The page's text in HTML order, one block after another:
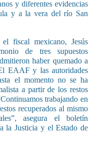
y diferentes evidencias
y a la vera del río San
fiscal mexicano, Jesús
de tres supuestos
haber quemado a
EAAF y las autoridades
el momento no se ha
a partir de los restos
trabajando en
recuperados al mismo
asegura el boletín
la Justicia y el Estado de